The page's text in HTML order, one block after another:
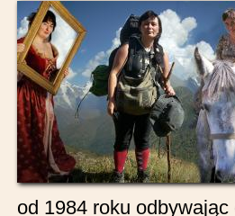
od 1984 roku